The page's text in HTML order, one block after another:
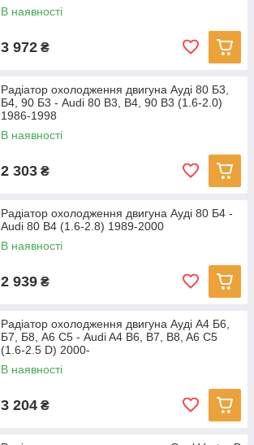
В наявності
3 972 ₴
Радіатор охолодження двигуна Ауді 80 Б3,
Б4, 90 Б3 - Audi 80 B3, B4, 90 B3 (1.6-2.0)
1986-1998
В наявності
2 303 ₴
Радіатор охолодження двигуна Ауді 80 Б4 -
Audi 80 B4 (1.6-2.8) 1989-2000
В наявності
2 939 ₴
Радіатор охолодження двигуна Ауді А4 Б6,
Б7, Б8, А6 С5 - Audi A4 B6, B7, B8, A6 C5
(1.6-2.5 D) 2000-
В наявності
3 204 ₴